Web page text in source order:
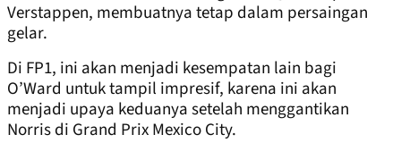
Verstappen, membuatnya tetap dalam persaingan
gelar.
Di FP1, ini akan menjadi kesempatan lain bagi
O’Ward untuk tampil impresif, karena ini akan
menjadi upaya keduanya setelah menggantikan
Norris di Grand Prix Mexico City.